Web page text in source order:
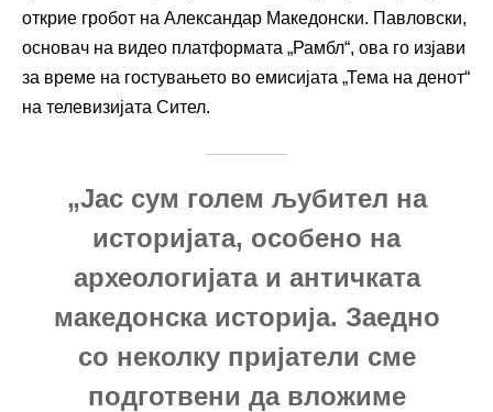
открие гробот на Александар Македонски. Павловски,
основач на видео платформата „Рамбл“, ова го изјави
за време на гостувањето во емисијата „Тема на денот“
на телевизијата Сител.
„Јас сум голем љубител на
историјата, особено на
археологијата и античката
македонска историја. Заедно
со неколку пријатели сме
подготвени да вложиме